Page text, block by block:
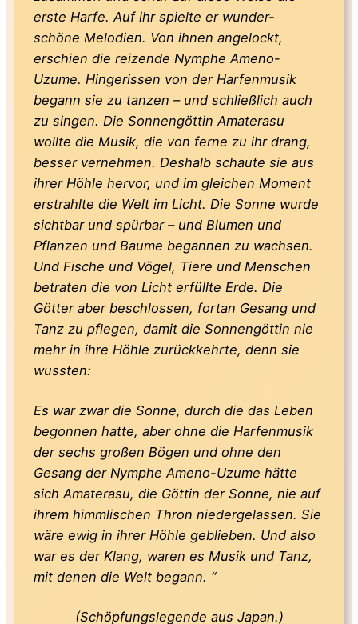
erste Harfe. Auf ihr spielte er wunder-
schöne Melodien. Von ihnen angelockt,
erschien die reizende Nymphe Ameno-
Uzume. Hingerissen von der Harfenmusik
begann sie zu tanzen – und schließlich auch
zu singen. Die Sonnengöttin Amaterasu
wollte die Musik, die von ferne zu ihr drang,
besser vernehmen. Deshalb schaute sie aus
ihrer Höhle hervor, und im gleichen Moment
erstrahlte die Welt im Licht. Die Sonne wurde
sichtbar und spürbar – und Blumen und
Pflanzen und Baume begannen zu wachsen.
Und Fische und Vögel, Tiere und Menschen
betraten die von Licht erfüllte Erde. Die
Götter aber beschlossen, fortan Gesang und
Tanz zu pflegen, damit die Sonnengöttin nie
mehr in ihre Höhle zurückkehrte, denn sie
wussten:
Es war zwar die Sonne, durch die das Leben
begonnen hatte, aber ohne die Harfenmusik
der sechs großen Bögen und ohne den
Gesang der Nymphe Ameno-Uzume hätte
sich Amaterasu, die Göttin der Sonne, nie auf
ihrem himmlischen Thron niedergelassen. Sie
wäre ewig in ihrer Höhle geblieben. Und also
war es der Klang, waren es Musik und Tanz,
mit denen die Welt begann. “
(Schöpfungslegende aus Japan.)